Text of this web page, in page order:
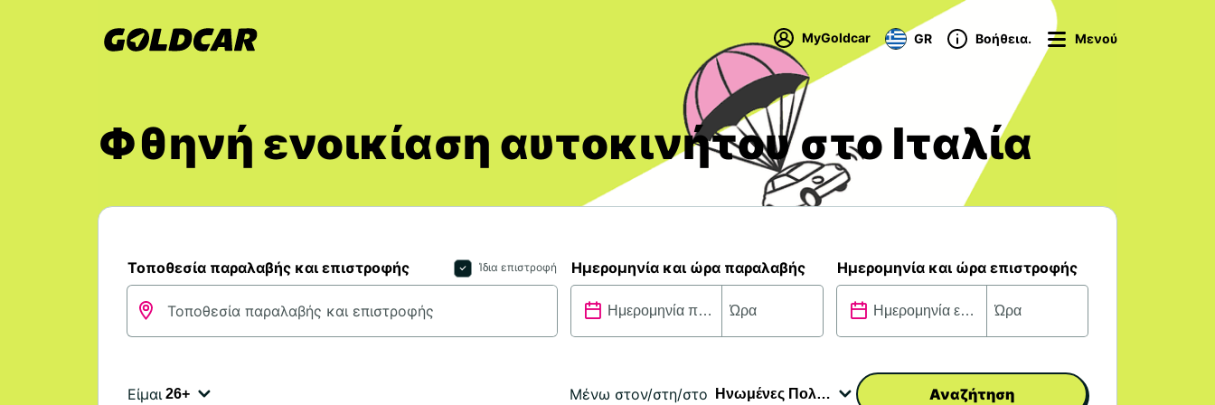
MyGoldcar GR Βοήθεια. Μενού
Φθηνή ενοικίαση αυτοκινήτου στο Ιταλία
Τοποθεσία παραλαβής και επιστροφής Ίδια επιστροφή Ημερομηνία και ώρα παραλαβής Ημερομηνία και ώρα επιστροφής
Είμαι Μένω στον/στη/στο Αναζήτηση